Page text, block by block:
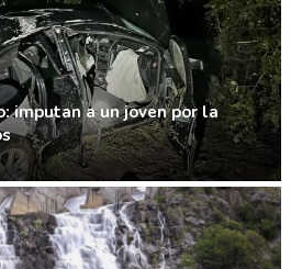
imputan a un joven por la